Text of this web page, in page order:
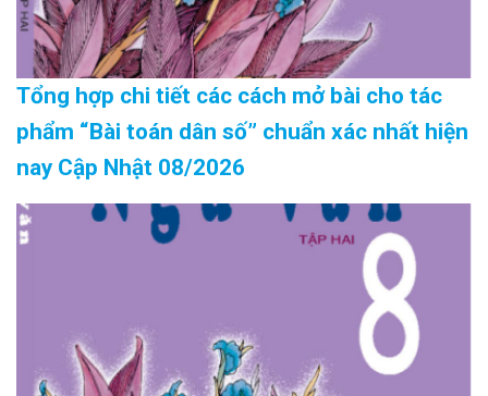
Tổng hợp chi tiết các cách mở bài cho tác
phẩm “Bài toán dân số” chuẩn xác nhất hiện
nay Cập Nhật 08/2026